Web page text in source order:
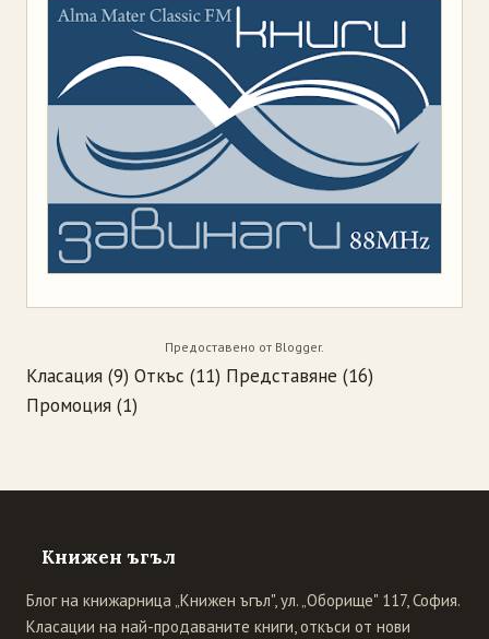
Предоставено от Blogger.
Класация (9) Откъс (11) Представяне (16)
Промоция (1)
Книжен ъгъл
Блог на книжарница „Книжен ъгъл", ул. „Оборище" 117, София.
Класации на най-продаваните книги, откъси от нови